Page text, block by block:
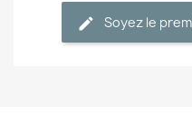
Soyez le